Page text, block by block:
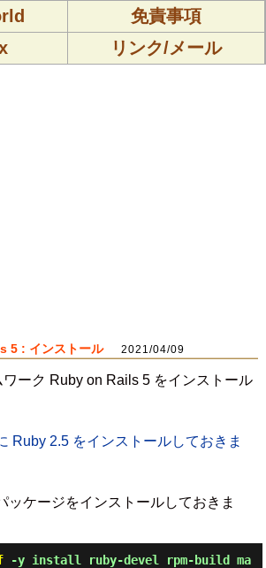
免責事項
リンク/メール
5 : インストール 2021/04/09
ワーク Ruby on Rails 5 をインストール
Ruby 2.5 をインストールしておきま
ッケージをインストールしておきま
-y install ruby-devel rpm-build ma